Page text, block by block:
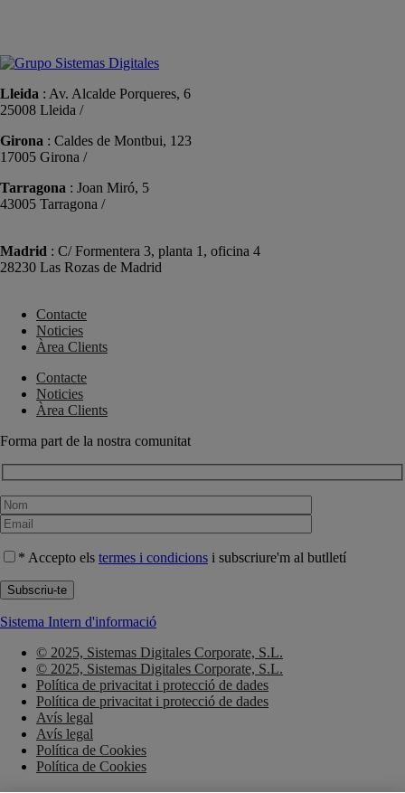
Lleida : Av. Alcalde Porqueres, 6
25008 Lleida /
Girona : Caldes de Montbui, 123
17005 Girona /
Tarragona : Joan Miró, 5
43005 Tarragona /
Madrid : C/ Formentera 3, planta 1, oficina 4
28230 Las Rozas de Madrid
Contacte
Noticies
Àrea Clients
Contacte
Noticies
Àrea Clients
Forma part de la nostra comunitat
* Accepto els termes i condicions i subscriure'm al butlletí
Sistema Intern d'informació
© 2025, Sistemas Digitales Corporate, S.L.
© 2025, Sistemas Digitales Corporate, S.L.
Política de privacitat i protecció de dades
Política de privacitat i protecció de dades
Avís legal
Avís legal
Política de Cookies
Política de Cookies